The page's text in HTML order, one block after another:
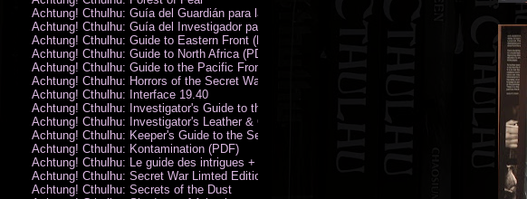
Achtung! Cthulhu: Guía del Guardián para la Guerra Secreta
Achtung! Cthulhu: Guía del Investigador para la Guerra Secreta
Achtung! Cthulhu: Guide to Eastern Front (PDF)
Achtung! Cthulhu: Guide to North Africa (PDF)
Achtung! Cthulhu: Guide to the Pacific Front
Achtung! Cthulhu: Horrors of the Secret War
Achtung! Cthulhu: Interface 19.40
Achtung! Cthulhu: Investigator's Guide to the Secret War
Achtung! Cthulhu: Investigator's Leather & Canvas Bag
Achtung! Cthulhu: Keeper's Guide to the Secret War
Achtung! Cthulhu: Kontamination (PDF)
Achtung! Cthulhu: Le guide des intrigues + ecran
Achtung! Cthulhu: Secret War Limted Edition Book
Achtung! Cthulhu: Secrets of the Dust